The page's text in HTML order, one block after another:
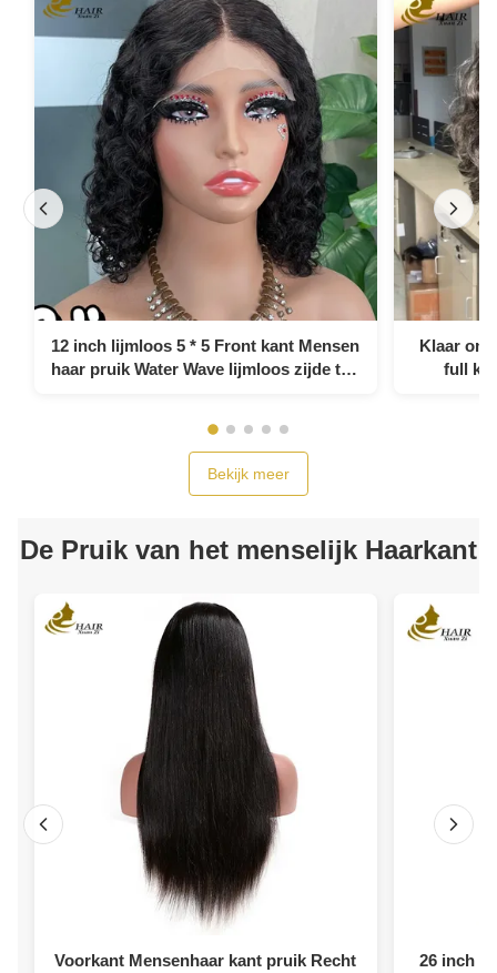
12 inch lijmloos 5 * 5 Front kant Mensen
haar pruik Water Wave lijmloos zijde top
Klaar om
full
Bekijk meer
De Pruik van het menselijk Haarkant
Voorkant Mensenhaar kant pruik Recht
26 inch